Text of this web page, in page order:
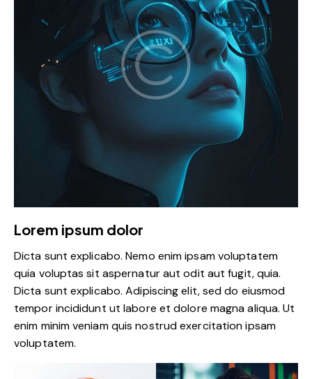
Lorem ipsum dolor
Dicta sunt explicabo. Nemo enim ipsam voluptatem
quia voluptas sit aspernatur aut odit aut fugit, quia.
Dicta sunt explicabo. Adipiscing elit, sed do eiusmod
tempor incididunt ut labore et dolore magna aliqua. Ut
enim minim veniam quis nostrud exercitation ipsam
voluptatem.